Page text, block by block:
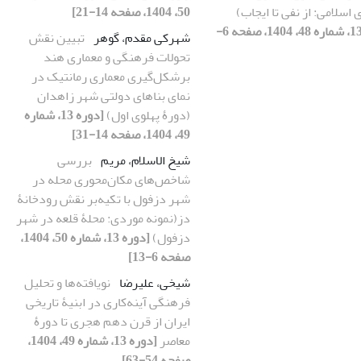
اسلامی: از نفی تا ایجاب)
[دوره 13، شماره 48، 1404، صفحه 6-
50، 1404، صفحه 14-21]
شهرکی مقدم، گوهر تبیین نقش
تحولات فرهنگی و معماری هند
برشکل‌گیری معماری رمانتیک در
نمای بناهای دولتی شهر زاهدان
(دورۀ پهلوی اول)
[دوره 13، شماره
49، 1404، صفحه 14-31]
شیخ الاسلام، مریم بررسی
شاخص‌های مکان‌محوری محله در
شهر دزفول با تکیه‌بر نقش رودخانۀ
دز(نمونه موردی: محلۀ قلعه در شهر
دزفول)
[دوره 13، شماره 50، 1404،
صفحه 6-13]
شیخی، علیرضا نویافته‌ها و تحلیل
فرهنگی آینه‌کاری در ابنیۀ تاریخی
ایران از قرن دهم هجری تا دورۀ
معاصر
[دوره 13، شماره 49، 1404،